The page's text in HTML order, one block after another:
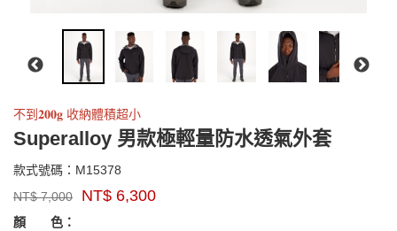
不到𝟐𝟎𝟎𝐠 收納體積超小
Superalloy 男款極輕量防水透氣外套
款式號碼： M15378
牌：
Marmot
NT$7,000 NT$ 6,300
GOODS000000000000004214985
顏 色：